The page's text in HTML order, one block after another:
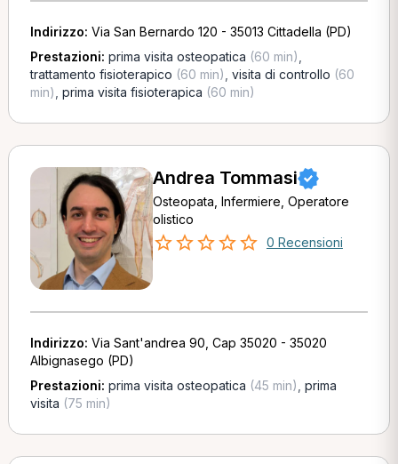
Indirizzo: Via San Bernardo 120 - 35013 Cittadella (PD)
Prestazioni: prima visita osteopatica (60 min)
trattamento fisioterapico (60 min) visita di controllo (60
min) prima visita fisioterapica (60 min)
Andrea Tommasi
Osteopata, Infermiere, Operatore
olistico
0 Recensioni
Indirizzo: Via Sant'andrea 90, Cap 35020 - 35020
Albignasego (PD)
Prestazioni: prima visita osteopatica (45 min) prima
visita (75 min)